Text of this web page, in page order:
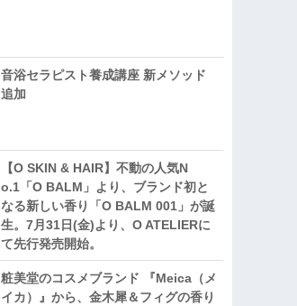
音浴セラピスト養成講座 新メソッド
追加
【O SKIN & HAIR】不動の人気N
o.1「O BALM」より、ブランド初と
なる新しい香り「O BALM 001」が誕
生。7月31日(金)より、O ATELIERに
て先行発売開始。
粧美堂のコスメブランド 『Meica（メ
イカ）』から、金木犀＆フィグの香り